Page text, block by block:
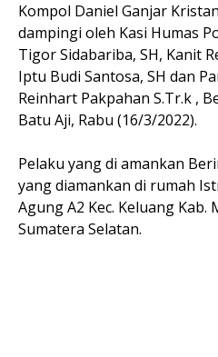
Kompol Daniel Ganjar
dampingi oleh Kasi Humas
Tigor Sidabariba, SH, Kanit
Iptu Budi Santosa, SH dan
Reinhart Pakpahan S.Tr.k ,
Batu Aji, Rabu (16/3/2022).
Pelaku yang di amankan
yang diamankan di rumah
Agung A2 Kec. Keluang Kab.
Sumatera Selatan.